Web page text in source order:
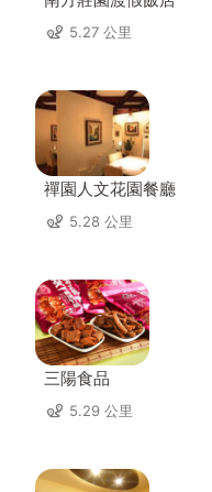
5.27 公里
禪園人文花園餐廳
5.28 公里
三陽食品
5.29 公里